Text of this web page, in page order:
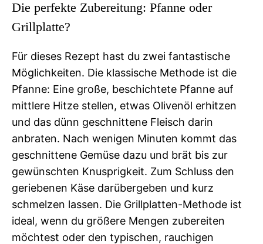
Die perfekte Zubereitung: Pfanne oder
Grillplatte?
Für dieses Rezept hast du zwei fantastische
Möglichkeiten. Die klassische Methode ist die
Pfanne: Eine große, beschichtete Pfanne auf
mittlere Hitze stellen, etwas Olivenöl erhitzen
und das dünn geschnittene Fleisch darin
anbraten. Nach wenigen Minuten kommt das
geschnittene Gemüse dazu und brät bis zur
gewünschten Knusprigkeit. Zum Schluss den
geriebenen Käse darübergeben und kurz
schmelzen lassen. Die Grillplatten-Methode ist
ideal, wenn du größere Mengen zubereiten
möchtest oder den typischen, rauchigen